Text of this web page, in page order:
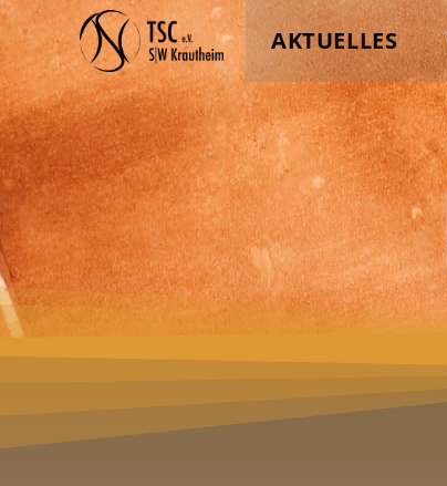
AKTUELLES